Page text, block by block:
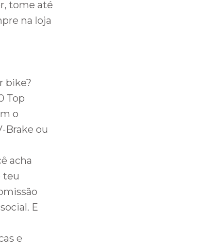
tome até
na loja
bike?
Top
o
Brake ou
acha
teu
E
e